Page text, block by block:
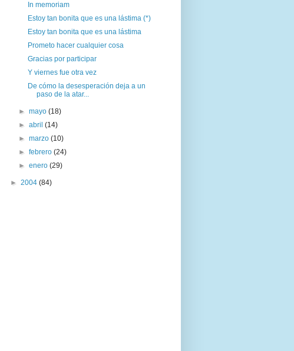
In memoriam
Estoy tan bonita que es una lástima (*)
Estoy tan bonita que es una lástima
Prometo hacer cualquier cosa
Gracias por participar
Y viernes fue otra vez
De cómo la desesperación deja a un
paso de la atar...
►mayo(18)
►abril(14)
►marzo(10)
►febrero(24)
►enero(29)
► 2004 (84)